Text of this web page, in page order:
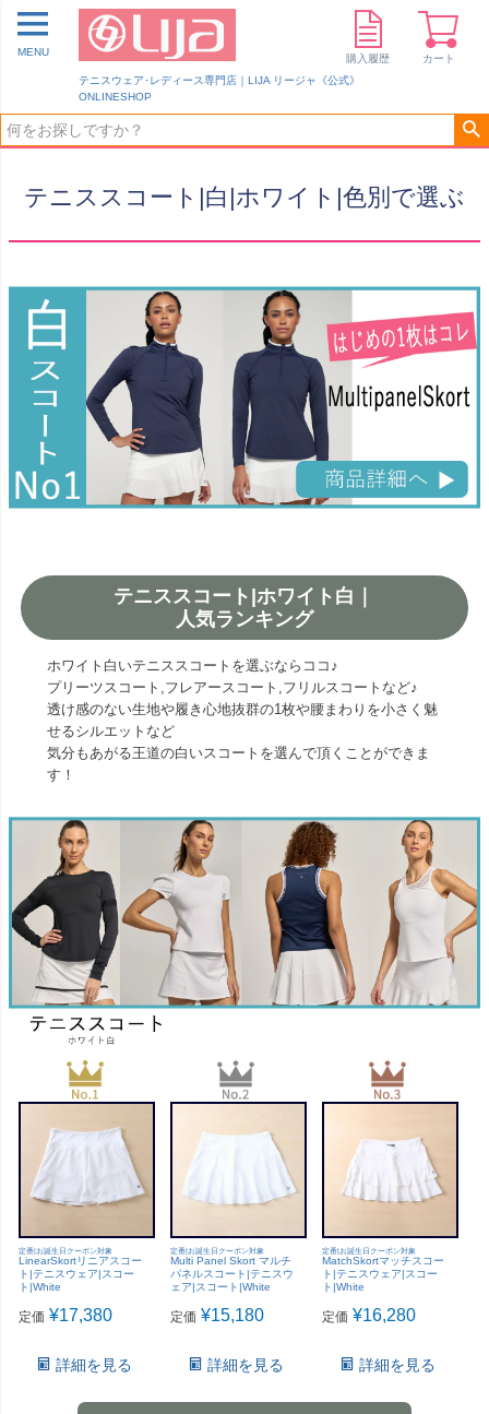
テニスウェア･レディース専門店｜LIJA リージャ《公式》
ONLINESHOP
MENU
購入履歴 カート
テニススコート|白|ホワイト|色別で選ぶ
テニススコート|ホワイト白｜
人気ランキング
ホワイト白いテニススコートを選ぶならココ♪
プリーツスコート,フレアースコート,フリルスコートなど♪
透け感のない生地や履き心地抜群の1枚や腰まわりを小さく魅
せるシルエットなど
気分もあがる王道の白いスコートを選んで頂くことができま
す！
定番|お誕生日クーポン対象
LinearSkortリニアスコー
ト|テニスウェア|スコー
ト|White
定価 ¥17,380
詳細を見る
定番|お誕生日クーポン対象
Multi Panel Skort マルチ
パネルスコート|テニスウ
ェア|スコート|White
定価 ¥15,180
詳細を見る
定番|お誕生日クーポン対象
MatchSkortマッチスコー
ト|テニスウェア|スコー
ト|White
定価 ¥16,280
詳細を見る